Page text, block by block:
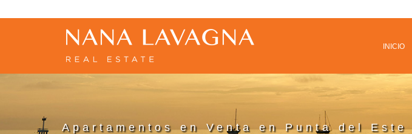
INICIO
Apartamentos en Venta en Punta del Este